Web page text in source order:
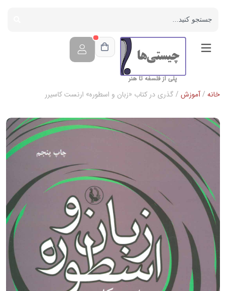
پلی از فلسفه تا هنر
خانه /آموزش / گذری در کتاب «زبان و اسطوره» ارنست کاسیرر